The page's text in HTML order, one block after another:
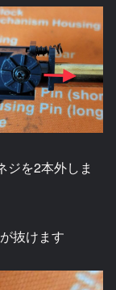
ジを2本外しま
抜けます